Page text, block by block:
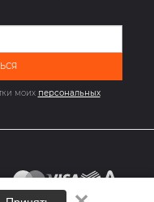
моих персональных